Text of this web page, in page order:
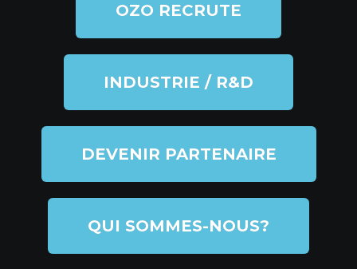
OZO RECRUTE
INDUSTRIE / R&D
DEVENIR PARTENAIRE
QUI SOMMES-NOUS?